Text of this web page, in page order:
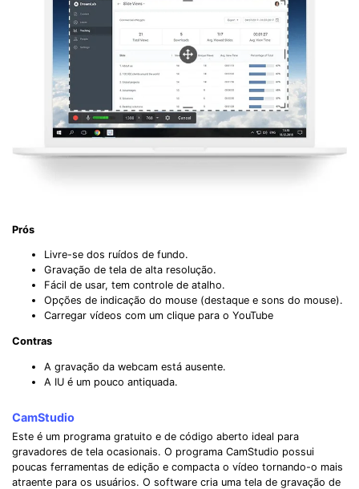
Prós
Livre-se dos ruídos de fundo.
Gravação de tela de alta resolução.
Fácil de usar, tem controle de atalho.
Opções de indicação do mouse (destaque e sons do mouse).
Carregar vídeos com um clique para o YouTube
Contras
A gravação da webcam está ausente.
A IU é um pouco antiquada.
CamStudio
Este é um programa gratuito e de código aberto ideal para
gravadores de tela ocasionais. O programa CamStudio possui
poucas ferramentas de edição e compacta o vídeo tornando-o mais
atraente para os usuários. O software cria uma tela de gravação de